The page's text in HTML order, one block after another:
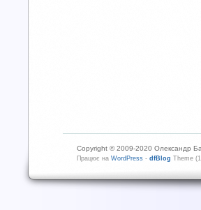
Copyright © 2009-2020 Олександр
Працює на WordPress - dfBlog Theme